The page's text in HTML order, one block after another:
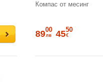
Компас от месинг
8900
лв 4550
€